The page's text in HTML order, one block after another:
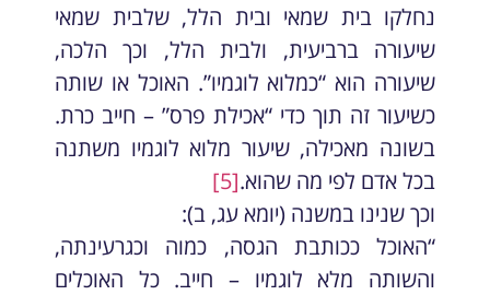
נחלקו בית שמאי ובית הלל, שלבית שמאי
שיעורה ברביעית, ולבית הלל, וכך הלכה,
שיעורה הוא “כמלוא לוגמיו”. האוכל או שותה
כשיעור זה תוך כדי “אכילת פרס” – חייב כרת.
בשונה מאכילה, שיעור מלוא לוגמיו משתנה
בכל אדם לפי מה שהוא.[5]
וכך שנינו במשנה (יומא עג, ב):
“האוכל ככותבת הגסה, כמוה וכגרעינתה,
והשותה מלא לוגמיו – חייב. כל האוכלים